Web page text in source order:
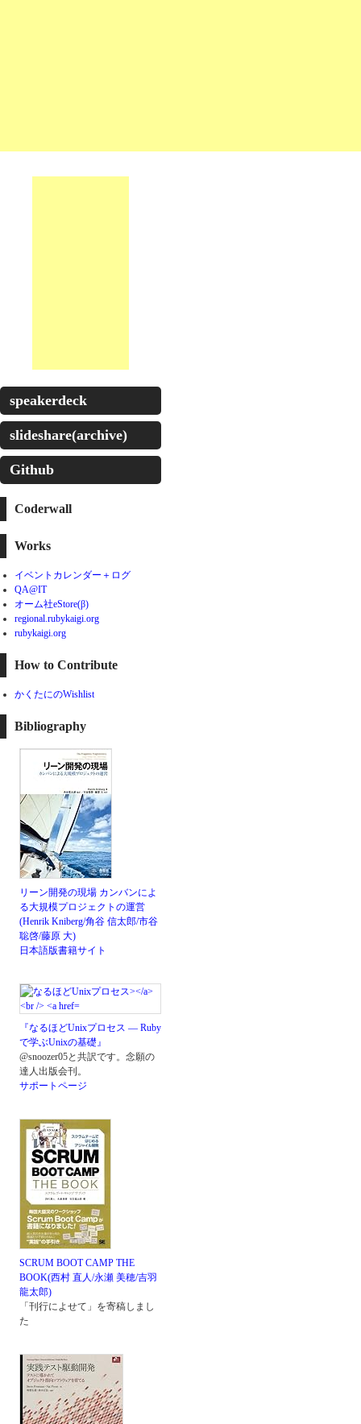
speakerdeck
slideshare(archive)
Github
Coderwall
Works
イベントカレンダー＋ログ
QA@IT
オーム社eStore(β)
regional.rubykaigi.org
rubykaigi.org
How to Contribute
かくたにのWishlist
Bibliography
リーン開発の現場 カンバンによ
る大規模プロジェクトの運営
(Henrik Kniberg/角谷 信太郎/市谷
聡啓/藤原 大)
日本語版書籍サイト
『なるほどUnixプロセス ― Ruby
で学ぶUnixの基礎』
@snoozer05と共訳です。念願の
達人出版会刊。
サポートページ
SCRUM BOOT CAMP THE
BOOK(西村 直人/永瀬 美穂/吉羽
龍太郎)
「刊行によせて」を寄稿しまし
た